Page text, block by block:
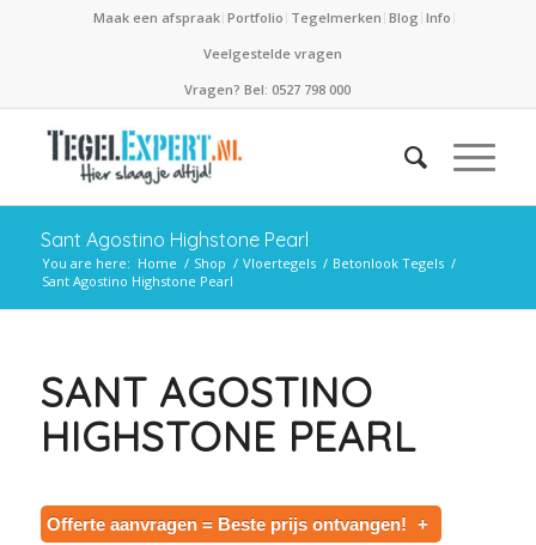
Maak een afspraak Portfolio Tegelmerken Blog Info
Veelgestelde vragen
Vragen? Bel: 0527 798 000
Sant Agostino Highstone Pearl
You are here: Home / Shop / Vloertegels / Betonlook Tegels /
Sant Agostino Highstone Pearl
SANT AGOSTINO
HIGHSTONE PEARL
Offerte aanvragen = Beste prijs ontvangen! +